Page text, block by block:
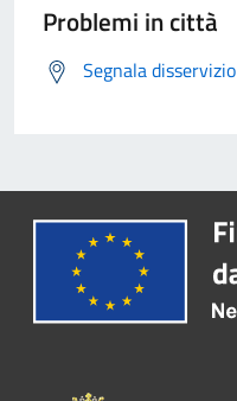
Problemi in città
Segnala disservizio